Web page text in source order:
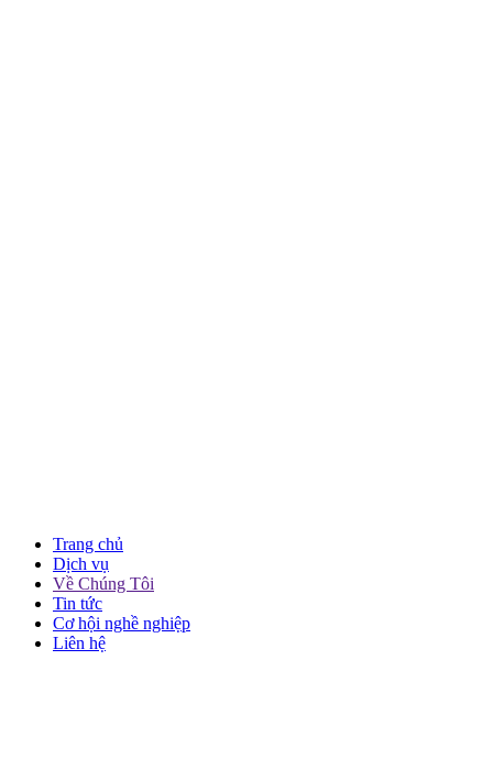
Trang chủ
Dịch vụ
Về Chúng Tôi
Tin tức
Cơ hội nghề nghiệp
Liên hệ